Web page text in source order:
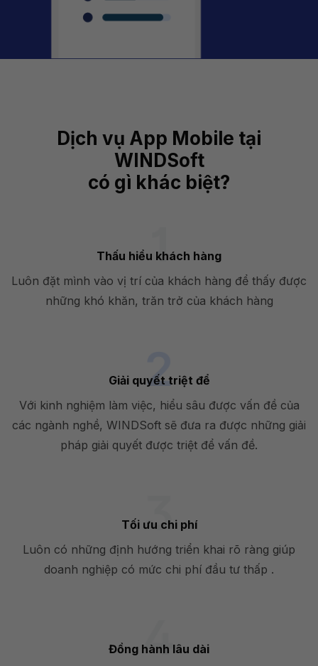
Dịch vụ App Mobile tại
WINDSoft
có gì khác biệt?
Thấu hiểu khách hàng
Luôn đặt mình vào vị trí của khách hàng để thấy được
những khó khăn, trăn trở của khách hàng
Giải quyết triệt để
Với kinh nghiệm làm việc, hiểu sâu được vấn đề của
các ngành nghề, WINDSoft sẽ đưa ra được những giải
pháp giải quyết được triệt để vấn đề.
Tối ưu chi phí
Luôn có những định hướng triển khai rõ ràng giúp
doanh nghiệp có mức chi phí đầu tư thấp .
Đồng hành lâu dài